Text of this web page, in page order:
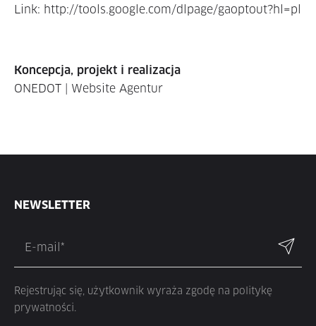
Link: http://tools.google.com/dlpage/gaoptout?hl=pl
Koncepcja, projekt i realizacja
ONEDOT
Website Agentur
NEWSLETTER
Rejestrując się, użytkownik wyraża zgodę na politykę
prywatności.